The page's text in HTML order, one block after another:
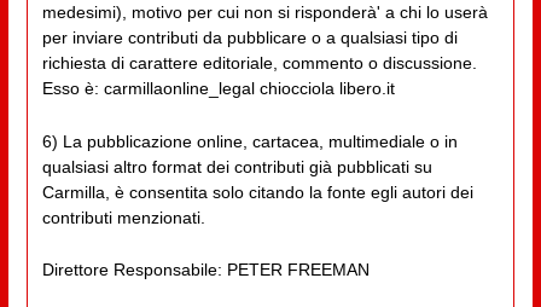
medesimi), motivo per cui non si risponderà' a chi lo userà
per inviare contributi da pubblicare o a qualsiasi tipo di
richiesta di carattere editoriale, commento o discussione.
Esso è: carmillaonline_legal chiocciola libero.it
6) La pubblicazione online, cartacea, multimediale o in
qualsiasi altro format dei contributi già pubblicati su
Carmilla, è consentita solo citando la fonte egli autori dei
contributi menzionati.
Direttore Responsabile: PETER FREEMAN